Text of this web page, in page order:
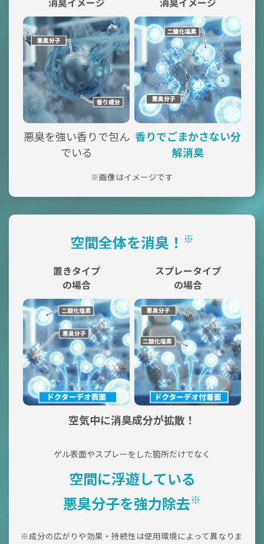
消臭イメージ
悪臭を強い香りで包ん
でいる
消臭イメージ
香りでごまかさない分
解消臭
※画像はイメージです
空間全体を消臭！ ※
置きタイプ
の場合
スプレータイプ
の場合
空気中に消臭成分が拡散！
ゲル表面やスプレーをした箇所だけでなく
空間に浮遊している
悪臭分子を強力除去※
※成分の広がりや効果・持続性は使用環境によって異なりま